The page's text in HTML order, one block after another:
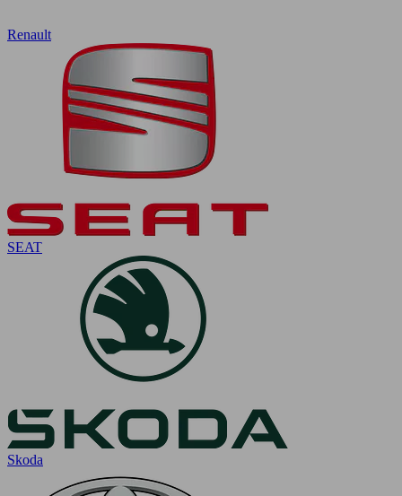
Renault
SEAT
Skoda